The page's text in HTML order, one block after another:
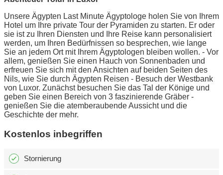
Unsere Ägypten Last Minute Ägyptologe holen Sie von Ihrem
Hotel um Ihre private Tour der Pyramiden zu starten. Er oder
sie ist zu Ihren Diensten und Ihre Reise kann personalisiert
werden, um Ihren Bedürfnissen so besprechen, wie lange
Sie an jedem Ort mit Ihrem Ägyptologen bleiben wollen. - Vor
allem, genießen Sie einen Hauch von Sonnenbaden und
erfreuen Sie sich mit den Ansichten auf beiden Seiten des
Nils, wie Sie durch Ägypten Reisen - Besuch der Westbank
von Luxor. Zunächst besuchen Sie das Tal der Könige und
geben Sie einen Bereich von 3 faszinierende Gräber -
genießen Sie die atemberaubende Aussicht und die
Geschichte der mehr.
Kostenlos inbegriffen
Stornierung